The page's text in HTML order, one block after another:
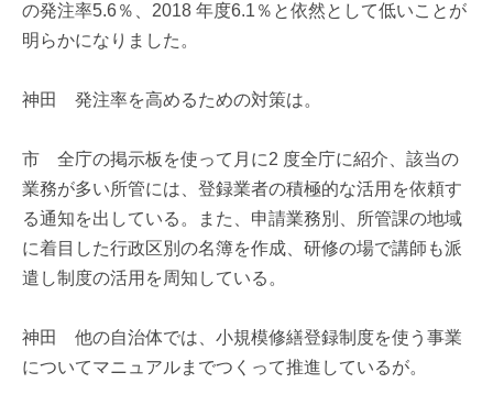
の発注率5.6％、2018 年度6.1％と依然として低いことが
明らかになりました。
神田 発注率を高めるための対策は。
市 全庁の掲示板を使って月に2 度全庁に紹介、該当の
業務が多い所管には、登録業者の積極的な活用を依頼す
る通知を出している。また、申請業務別、所管課の地域
に着目した行政区別の名簿を作成、研修の場で講師も派
遣し制度の活用を周知している。
神田 他の自治体では、小規模修繕登録制度を使う事業
についてマニュアルまでつくって推進しているが。